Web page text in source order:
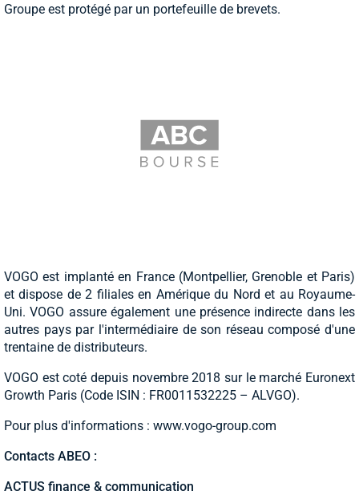
Groupe est protégé par un portefeuille de brevets.
VOGO est implanté en France (Montpellier, Grenoble et Paris)
et dispose de 2 filiales en Amérique du Nord et au Royaume-
Uni. VOGO assure également une présence indirecte dans les
autres pays par l'intermédiaire de son réseau composé d'une
trentaine de distributeurs.
VOGO est coté depuis novembre 2018 sur le marché Euronext
Growth Paris (Code ISIN : FR0011532225 – ALVGO).
Pour plus d'informations : www.vogo-group.com
Contacts ABEO :
ACTUS finance & communication